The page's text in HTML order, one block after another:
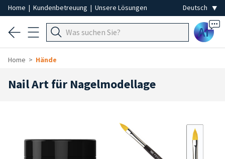
Home | Kundenbetreuung | Unsere Lösungen
Ai
Home Hände
Nail Art für Nagelmodellage